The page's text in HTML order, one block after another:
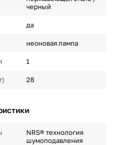
черный
да
неоновая лампа
1
28
NRS® технология
шумоподавления